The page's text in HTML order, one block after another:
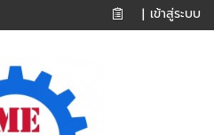
| เข้าสู่ระบบ